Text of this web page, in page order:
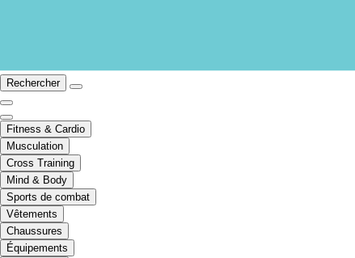
Rechercher
Fitness & Cardio
Musculation
Cross Training
Mind & Body
Sports de combat
Vêtements
Chaussures
Équipements